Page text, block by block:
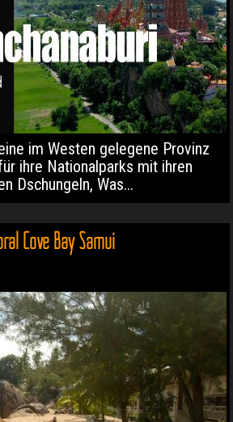
im Westen gelegene Provinz
ihre Nationalparks mit ihren
Dschungeln, Was...
Cove Bay Samui